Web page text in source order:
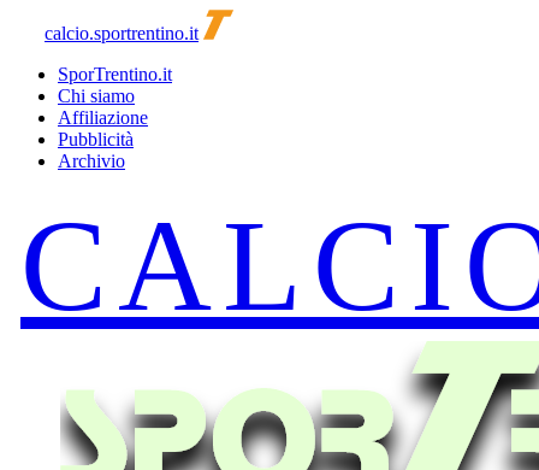
calcio.sportrentino.it
SporTrentino.it
Chi siamo
Affiliazione
Pubblicità
Archivio